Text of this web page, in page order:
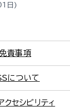
日
免責事項
について
クセシビリティ